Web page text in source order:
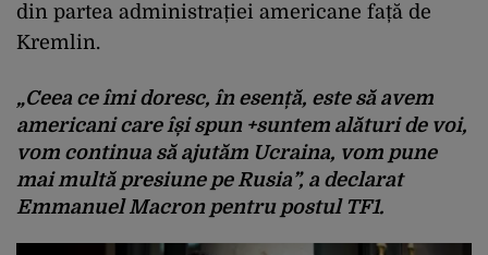
din partea administrației americane față de
Kremlin.
„Ceea ce îmi doresc, în esență, este să avem
americani care își spun +suntem alături de voi,
vom continua să ajutăm Ucraina, vom pune
mai multă presiune pe Rusia”, a declarat
Emmanuel Macron pentru postul TF1.